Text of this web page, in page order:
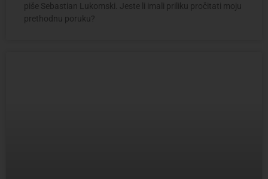
piše Sebastian Lukomski. Jeste li imali priliku pročitati moju
prethodnu poruku?